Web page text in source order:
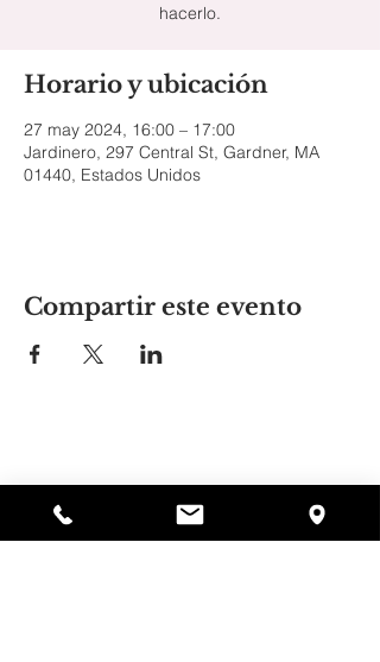
hacerlo.
Horario y ubicación
27 may 2024, 16:00 – 17:00
Jardinero, 297 Central St, Gardner, MA
01440, Estados Unidos
Compartir este evento
297 Central St. Gardner, MA 01440
978-364-0920